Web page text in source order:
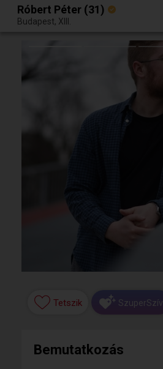
Egy jó randiból bármi lehet.
Róbert Péter (31)
Budapest, XIII.
Tetszik SzuperSzív
Bemutatkozás